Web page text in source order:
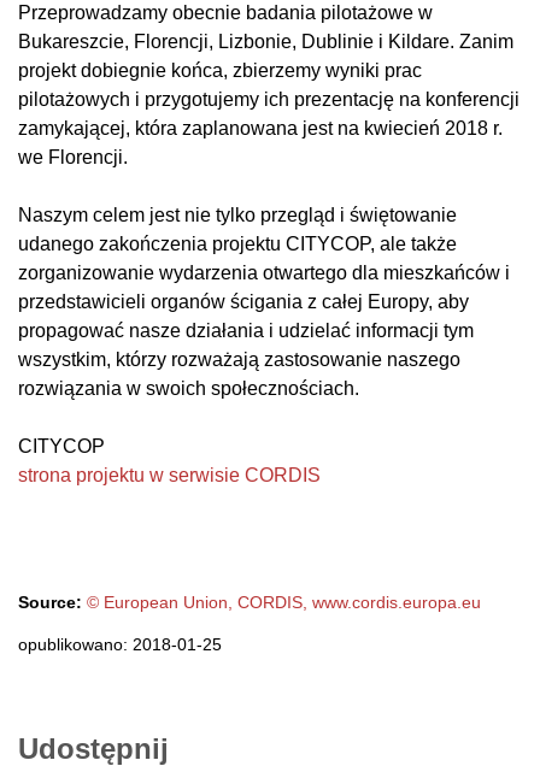
Przeprowadzamy obecnie badania pilotażowe w
Bukareszcie, Florencji, Lizbonie, Dublinie i Kildare. Zanim
projekt dobiegnie końca, zbierzemy wyniki prac
pilotażowych i przygotujemy ich prezentację na konferencji
zamykającej, która zaplanowana jest na kwiecień 2018 r.
we Florencji.
Naszym celem jest nie tylko przegląd i świętowanie
udanego zakończenia projektu CITYCOP, ale także
zorganizowanie wydarzenia otwartego dla mieszkańców i
przedstawicieli organów ścigania z całej Europy, aby
propagować nasze działania i udzielać informacji tym
wszystkim, którzy rozważają zastosowanie naszego
rozwiązania w swoich społecznościach.
CITYCOP
strona projektu w serwisie CORDIS
Source: © European Union, CORDIS, www.cordis.europa.eu
opublikowano: 2018-01-25
Udostępnij